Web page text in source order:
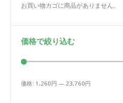
お買い物カゴに商品がありません。
価格で絞り込む
最
最
価格: 1,260円 — 23,760円